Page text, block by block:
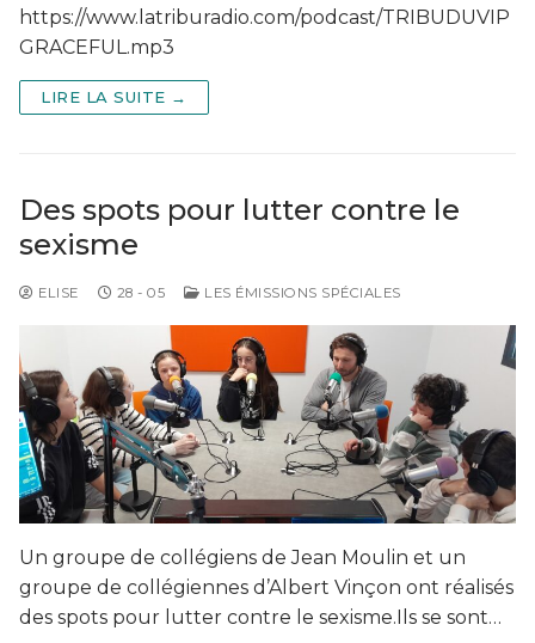
https://www.latriburadio.com/podcast/TRIBUDUVIP
GRACEFUL.mp3
LIRE LA SUITE →
Des spots pour lutter contre le
sexisme
ELISE 28 - 05 LES ÉMISSIONS SPÉCIALES
Un groupe de collégiens de Jean Moulin et un
groupe de collégiennes d’Albert Vinçon ont réalisés
des spots pour lutter contre le sexisme.Ils se sont…